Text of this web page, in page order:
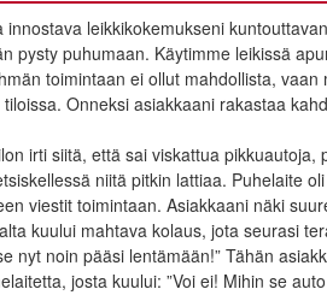
innostava leikkikokemukseni
pysty puhumaan. Käytimme leikissä
toimintaan ei ollut mahdollista,
Onneksi asiakkaani rakastaa
irti siitä, että sai viskattua
niitä pitkin lattiaa. Puhelaite
viestit toimintaan. Asiakkaani näki
kuului mahtava kolaus, jota seurasi
nyt noin pääsi lentämään!” Tähän
josta kuului: ”Voi ei! Mihin se